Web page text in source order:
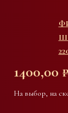
1400,00
На выбор, на